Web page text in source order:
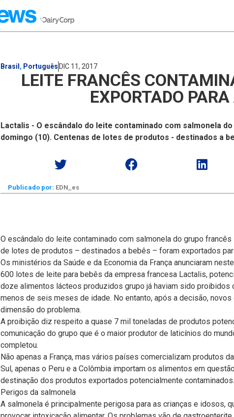
Brasil , Português DIC 11, 2017
LEITE FRANCÊS
EXPORTADO
Lactalis - O escândalo do leite contaminado com salmonela
domingo (10). Centenas de lotes de produtos - destinados a
Publicado por: EDN_es
O escândalo do leite contaminado com salmonela do grupo
de lotes de produtos – destinados a bebês – foram exportados
Os ministérios da Saúde e da Economia da França anunciaram
600 lotes de leite para bebês da empresa francesa Lactalis,
doze alimentos lácteos produzidos grupo já haviam sido
menos de seis meses de idade. No entanto, após a decisão,
dimensão do problema.
A proibição diz respeito a quase 7 mil toneladas de produtos
comunicação do grupo que é o maior produtor de laticínios do
completou.
Não apenas a França, mas vários países comercializam produtos
Sul, apenas o Peru e a Colômbia importam os alimentos em
destinação dos produtos exportados potencialmente contaminados.
Perigos da salmonela
A salmonela é principalmente perigosa para as crianças e idosos,